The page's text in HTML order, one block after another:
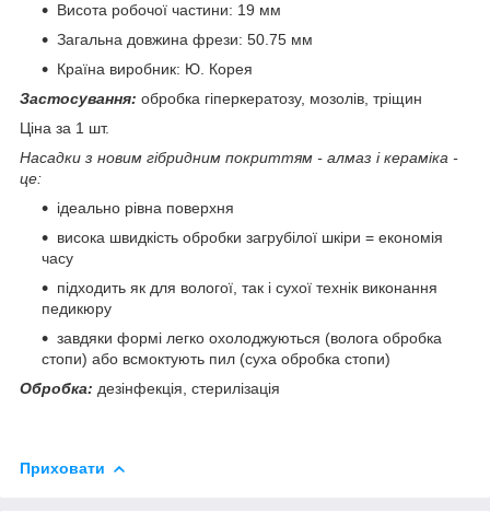
Висота робочої частини: 19 мм
Загальна довжина фрези: 50.75 мм
Країна виробник: Ю. Корея
Застосування: обробка гіперкератозу, мозолів, тріщин
Ціна за 1 шт.
Насадки з новим гібридним покриттям - алмаз і кераміка -
це:
ідеально рівна поверхня
висока швидкість обробки загрубілої шкіри = економія
часу
підходить як для вологої, так і сухої технік виконання
педикюру
завдяки формі легко охолоджуються (волога обробка
стопи) або всмоктують пил (суха обробка стопи)
Обробка: дезінфекція, стерилізація
Приховати